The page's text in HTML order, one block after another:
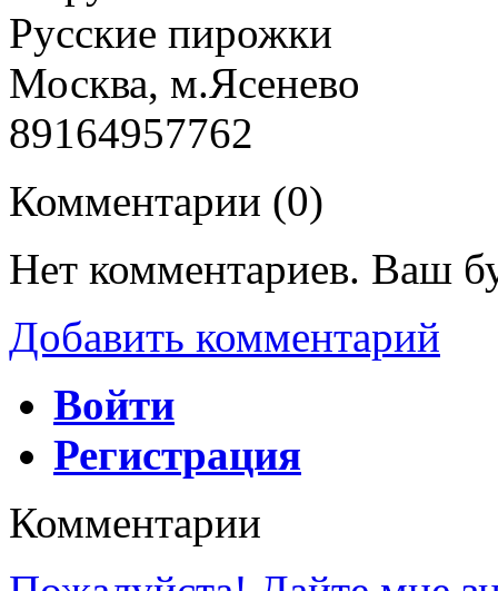
Русские пирожки
Москва, м.Ясенево
89164957762
Комментарии (0)
Нет комментариев. Ваш
Добавить комментарий
Войти
Регистрация
Комментарии